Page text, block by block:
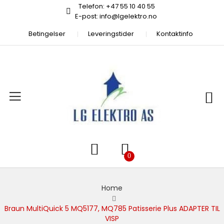
Telefon: +47 55 10 40 55
E-post: info@lgelektro.no
Betingelser
Leveringstider Kontaktinfo
Home
Braun MultiQuick 5 MQ5177, MQ785 Patisserie Plus ADAPTER TIL
VISP